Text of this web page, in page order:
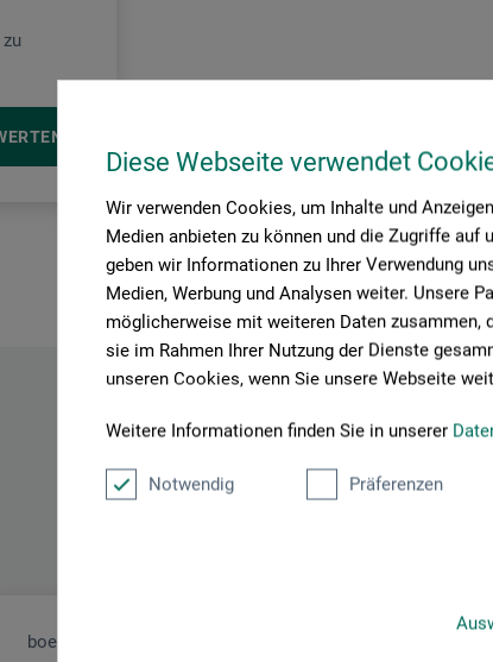
Diese Webseite verwendet
Wir verwenden Cookies, um Inhalte und
Medien anbieten zu können und die Zugriffe auf
geben wir Informationen zu Ihrer Verwendung
Medien, Werbung und Analysen weiter. Unsere
möglicherweise mit weiteren Daten zusammen,
sie im Rahmen Ihrer Nutzung der Dienste
unseren Cookies, wenn Sie unsere Webseite
Weitere Informationen finden Sie in unserer
Notwendig Präferenzen
boesner GmbH holding + innovations